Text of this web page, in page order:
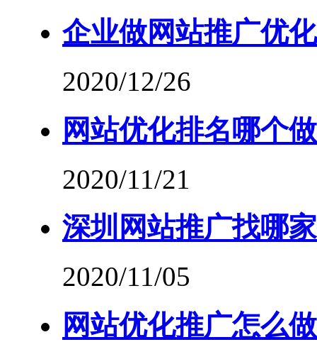
企业做网站推广优
2020/12/26
网站优化排名哪个
2020/11/21
深圳网站推广找哪
2020/11/05
网站优化推广怎么